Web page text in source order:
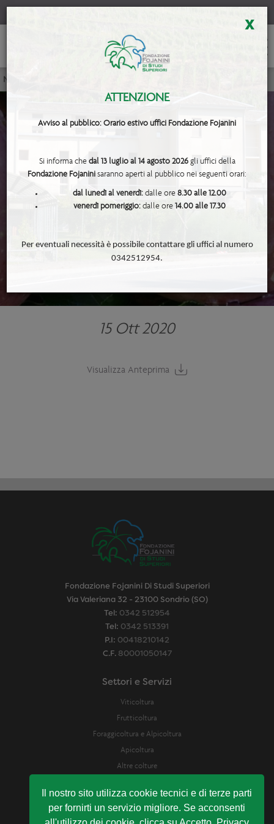
Il nostro sito utilizza cookie tecnici e di terze parti
per fornirti un servizio migliore. Se acconsenti
x
ATTENZIONE
Avviso al pubblico: Orario estivo uffici Fondazione Fojanini
Si informa che dal 13 luglio al 14 agosto 2026gli uffici della
Fondazione Fojanini saranno aperti al pubblico nei seguenti orari:
dal lunedì al venerdì:dalle ore 8.30 alle 12.00
venerdì pomeriggio:dalle ore 14.00 alle 17.30
Per eventuali necessità è possibile contattare gli uffici al numero
0342512954.
Notiziari Tecnici
- Bollettino maturazione n. 10 -
15 Ott 2020
Visualizza Anteprima
Fondazione Fojanini Di Studi Superiori
Via Valeriana 32 - 23100 Sondrio (SO)
Tel: 0342 512954
Tel: 0342 513391
P.I: 00418210142
C.F. 80001050147
Settori e Servizi
Viticoltura
Frutticoltura
Foraggicoltura e Alpicoltura
Apicoltura
Altre colture
Laboratorio Analisi e assistenza enologica
Servizio Analisi Suolo e Bilancio Idrico